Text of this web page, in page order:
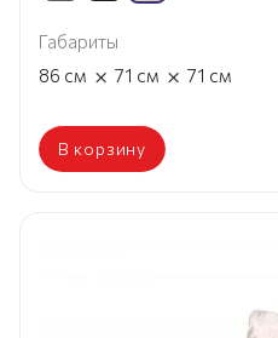
Габариты
86 см × 71 см × 71 см
В корзину